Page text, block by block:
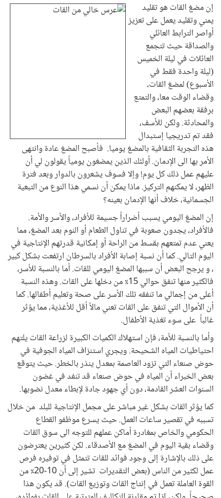
إن مضغ القات هو تقليد
يمني وتقليد يعمل على تعزيز
أواصر الترابط العائلي
والصداقة حيث تتجمع
العائلات في ليلة الخميس
(ليلة واحدة فقط في
الأسبوع) لمضغ القات،
وقضاء الوقت معا، والتمتع
برفقة بعضهم البعض
والمحادثة. ولكن للأسف،
فقد تم تدريجيا إستبدال
هذه التجربة الثقافية بالمضغ يوميا. فأصبح المضغ عادة وانتهى
الأمر بها الى الإدمان. أولئك الذين يمضغون يومياُ يقولون لي أن
عليهم عمل ذلك كل يوم! وإلا فسوف يشعرون بالدوار وبعد فترة
الظهر، لا يمكنهم التركيز. ماذا يمكن أن نسمي هذا النوع من التبعية
الجسمانية، خلاف أنها الإدمان بعينه؟
إن المضغ اليومي يسبب أضراراً جسيمة للأفراد، والأسر والأمة.
فالأفراد، يجدون صعوبة في تناول الطعام أو النوم بعد المضغ، مما
يعني عدم تمتعهم بقسط من الراحة أو إمكانية قدرتهم الإنتاجية في
اليوم التالي. كما أن نسبة إصابة الأفراد بالسرطان ارتفعت بشكل كبير
، و يرجح البعض أن سببها المضغ اليومي للقات. أما بالنسبة للأسر،
فالكثير منها تنفق حوالي 15٪ من دخلها على القات. وهذه النسبة
أعلى من إجمالي ما تنفقه تلك الأسر على صحة وتعليم أطفالها. كما
أن الأموال التي تنفق على القات تعني مالاً أقل للأغذية، مما يؤثر
غالباً على سوء تغذية الأطفال.
وأما بالنسبة للأمة، فإن استهلاك الكميات الكبيرة لزراعة القات يلتهم
احتياطيات المياه الشحيحة. ويجري استنزاف المياه الجوفية في
حوض صنعاء التي تزود العاصمة بمعدل ينذر بالخطر. حيث يتوقع
بعض الخبراء أن المياه في حوض صنعاء قد تنفد في غضون
السنوات العشر القادمة، دون أي جهود جادة لإبطاء معدل نضوبها.
كما يؤثر القات بشكل غير مباشر على مجمل الإنتاجية للبلد من خلال
تسببه في تقصير ساعات العمل. حيث يسرع موظفو القطاع
الحكومي والخاص بمغادرة أماكن عملهم للتوجه الى سوق القات
وقضاء بقية اليوم في المضغ مع الأصدقاء. لكن كثيرين يعترضون
على ذلك بالإشارة إلى وجود فوائد للقات تتمثل في توفيره فرص
عمل لكثير من الناس (بعض التقديرات تشير إلى أن 10-20٪ من
القوة العاملة تعمل في إنتاج القات وتوزيع القات). قد يكون هذا